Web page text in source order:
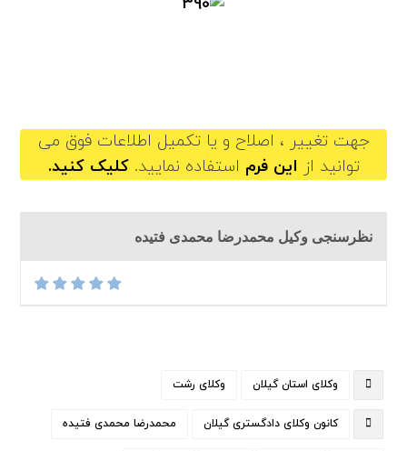
جهت تغییر ، اصلاح و یا تکمیل اطلاعات فوق می
توانید از این فرم استفاده نمایید. کلیک کنید.
نظرسنجی وکیل محمدرضا محمدی فتیده
وکلای استان گیلان وکلای رشت
کانون وکلای دادگستری گیلان محمدرضا محمدی فتیده